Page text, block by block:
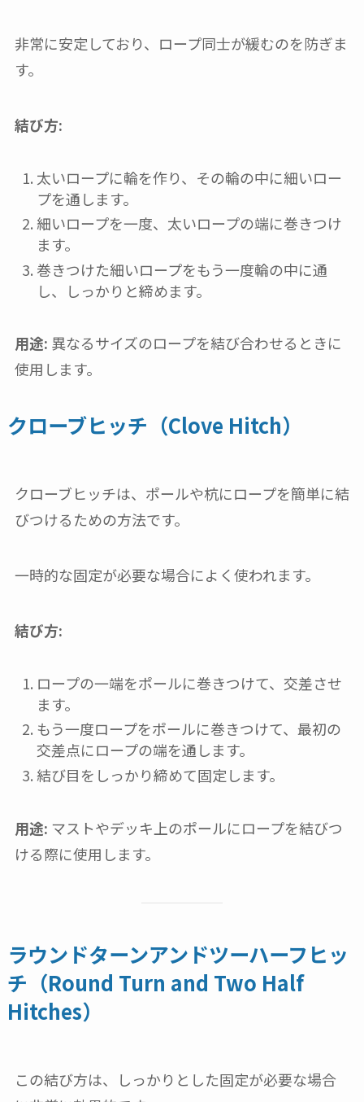
非常に安定しており、ロープ同士が緩むのを防ぎま
す。
結び方:
太いロープに輪を作り、その輪の中に細いロー
プを通します。
細いロープを一度、太いロープの端に巻きつけ
ます。
巻きつけた細いロープをもう一度輪の中に通
し、しっかりと締めます。
用途: 異なるサイズのロープを結び合わせるときに
使用します。
クローブヒッチ（Clove Hitch）
クローブヒッチは、ポールや杭にロープを簡単に結
びつけるための方法です。
一時的な固定が必要な場合によく使われます。
結び方:
ロープの一端をポールに巻きつけて、交差させ
ます。
もう一度ロープをポールに巻きつけて、最初の
交差点にロープの端を通します。
結び目をしっかり締めて固定します。
用途: マストやデッキ上のポールにロープを結びつ
ける際に使用します。
ラウンドターンアンドツーハーフヒッ
チ（Round Turn and Two Half
Hitches）
この結び方は、しっかりとした固定が必要な場合